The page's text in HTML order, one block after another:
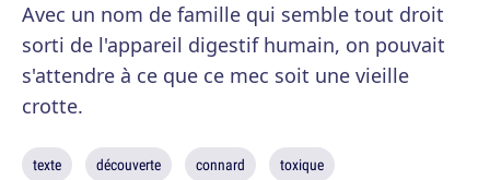
Avec un nom de famille qui semble tout droit
sorti de l'appareil digestif humain, on pouvait
s'attendre à ce que ce mec soit une vieille
crotte.
texte découverte connard toxique